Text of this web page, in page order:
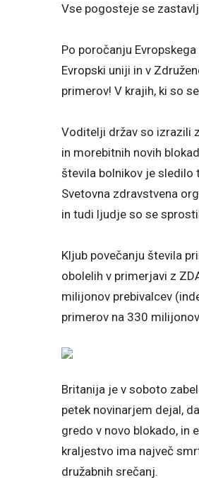
Vse pogosteje se
Po poročanju
Evropski uniji in v
primerov! V krajih, ki so
Voditelji držav so izrazili
in morebitnih novih
števila bolnikov je sledilo
Svetovna zdravstvena
in tudi ljudje so se
Kljub povečanju števila
obolelih v primerjavi z
milijonov prebivalcev
primerov na 330
Britanija je v soboto
petek novinarjem dejal,
gredo v novo blokado, in
kraljestvo ima največ
družabnih srečanj.